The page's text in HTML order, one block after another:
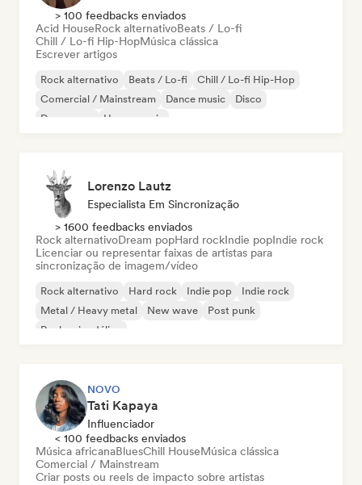
> 100 feedbacks enviados
Acid HouseRock alternativoBeats / Lo-fi
Chill / Lo-fi Hip-HopMúsica clássica
Escrever artigos
Rock alternativo Beats / Lo-fi
Chill / Lo-fi Hip-Hop
Comercial / Mainstream
Dance music
Disco
Dream pop
House music
Lorenzo Lautz
Especialista Em Sincronização
> 1600 feedbacks enviados
Rock alternativoDream popHard rockIndie popIndie rock
Licenciar ou representar faixas de artistas para
sincronização de imagem/vídeo
Rock alternativo Hard rock Indie pop
Indie rock
Metal / Heavy metal
New wave
Post punk
Rock psicodélico
NOVO
Tati Kapaya
Influenciador
< 100 feedbacks enviados
Música africanaBluesChill HouseMúsica clássica
Comercial / Mainstream
Criar posts ou reels de impacto sobre artistas